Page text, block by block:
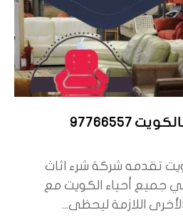
97766557
تقدمه شركة شرء اثاث
في جميع أحياء الكويت مع
اللازمة ليحظى...